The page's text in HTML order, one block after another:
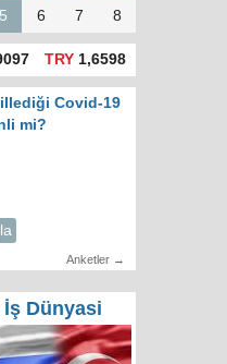
5 6 7 8
TRY1,6598
Covid-19
mi?
Anketler →
Dünyasi